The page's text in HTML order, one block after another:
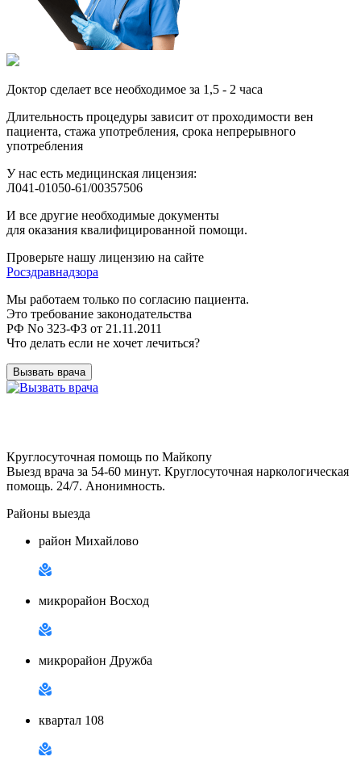
Доктор сделает все необходимое за 1,5 - 2 часа
Длительность процедуры зависит от проходимости вен
пациента, стажа употребления, срока непрерывного
употребления
У нас есть медицинская лицензия:
Л041-01050-61/00357506
И все другие необходимые документы
для оказания квалифицированной помощи.
Проверьте нашу лицензию на сайте
Росздравнадзора
Мы работаем только по согласию пациента.
Это требование законодательства
РФ No 323-ФЗ от 21.11.2011
Что делать если не хочет лечиться?
Вызвать врача
Круглосуточная помощь по Майкопу
Выезд врача за 54-60 минут. Круглосуточная наркологическая
помощь. 24/7. Анонимность.
Районы выезда
район Михайлово
микрорайон Восход
микрорайон Дружба
квартал 108